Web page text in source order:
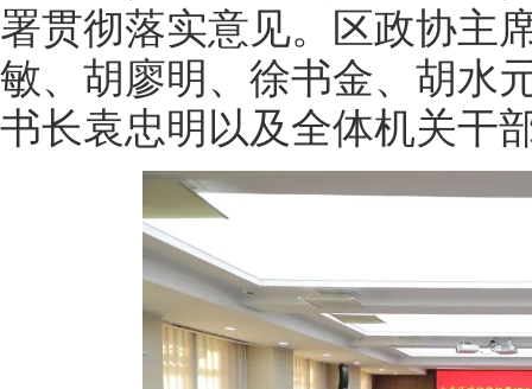
署贯彻落实意见。区政协主
敏、胡廖明、徐书金、胡水
书长袁忠明以及全体机关干